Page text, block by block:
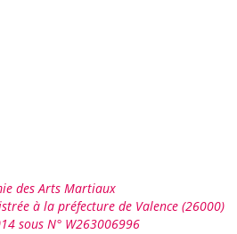
des Arts Martiaux
à la préfecture de Valence (26000)
sous N° W263006996